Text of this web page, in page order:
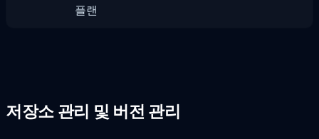
플랜
저장소 관리 및 버전 관리